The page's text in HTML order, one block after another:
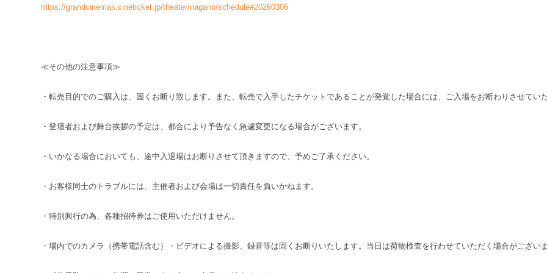
https://grandcinemas.cineticket.jp/theater/nagano/schedule#20260306
≪その他の注意事項≫
・転売目的でのご購入は、固くお断り致します。また、転売で入手したチケットであることが発覚した場合には、ご入場をお断わりさせてい
・登壇者および舞台挨拶の予定は、都合により予告なく急遽変更になる場合がございます。
・いかなる場合においても、途中入退場はお断りさせて頂きますので、予めご了承ください。
・お客様同士のトラブルには、主催者および会場は一切責任を負いかねます。
・特別興行の為、各種招待券はご使用いただけません。
・場内でのカメラ（携帯電話含む）・ビデオによる撮影、録音等は固くお断りいたします。当日は荷物検査を行わせていただく場合がございま